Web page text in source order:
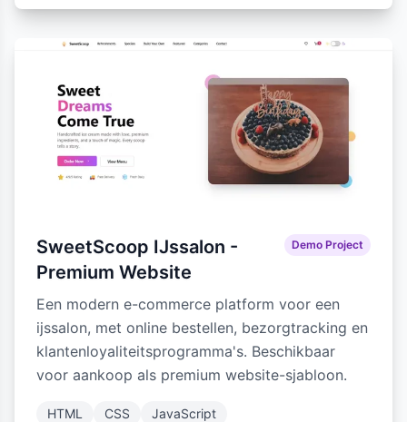
SweetScoop IJssalon -
Premium Website
Demo Project
Een modern e-commerce platform voor een
ijssalon, met online bestellen, bezorgtracking en
klantenloyaliteitsprogramma's. Beschikbaar
voor aankoop als premium website-sjabloon.
HTML CSS
JavaScript